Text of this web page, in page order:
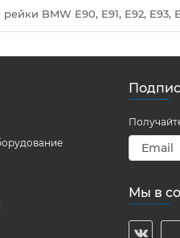
BMW E90, E91, E92, E93,
Мы в